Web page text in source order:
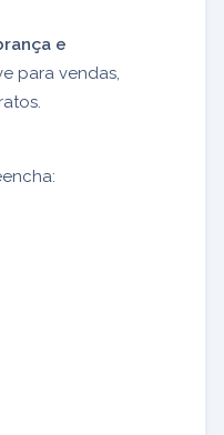
e
para vendas,